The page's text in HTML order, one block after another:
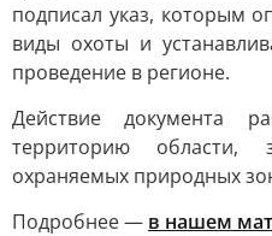
подписал указ, которым
виды охоты и
проведение в регионе.
Действие документа
территорию области,
охраняемых природных
Подробнее — в нашем